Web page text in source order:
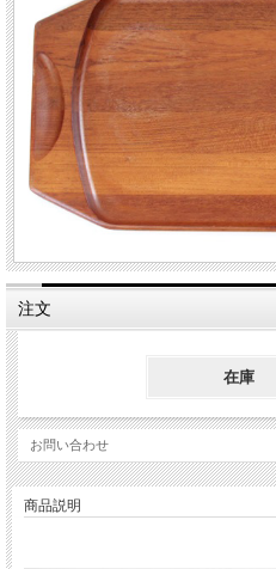
注文
在庫
お問い合わせ
商品説明